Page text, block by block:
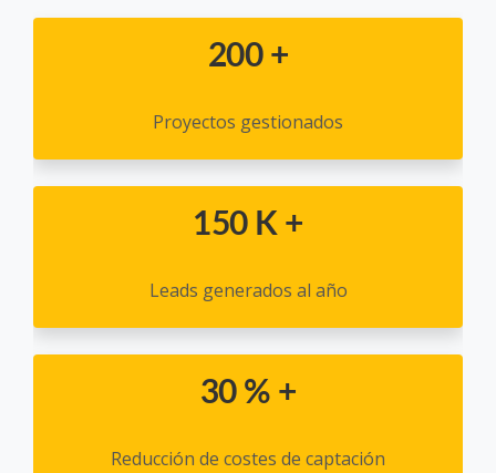
200 +
Proyectos gestionados
150 K +
Leads generados al año
30 % +
Reducción de costes de captación